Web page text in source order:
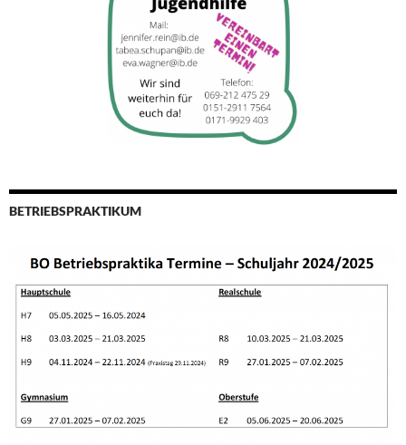
BETRIEBSPRAKTIKUM